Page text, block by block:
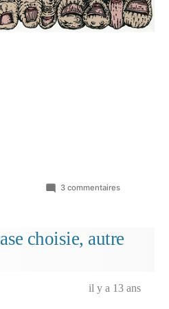
3 commentairessur
Justine…
choisie, autre
il y a 13 ans